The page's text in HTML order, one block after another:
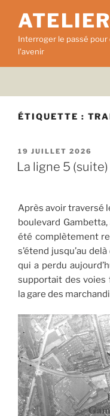
contenu
principal
Interroger le passé
l'avenir
ÉTIQUETTE :
PUBLIÉ
LE
19 JUILLET 2026
La ligne 5 (suite)
Après avoir traversé
boulevard
été complètement
s’étend jusqu’au
qui a perdu
supportait des voies
la gare des